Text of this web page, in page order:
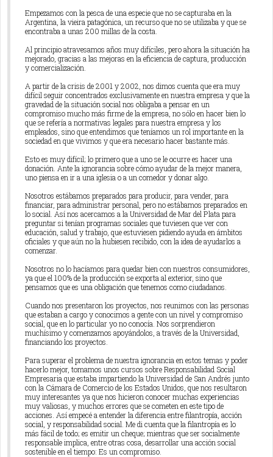
Empezamos con la pesca de una especie que no se capturaba en la
Argentina, la vieira patagónica, un recurso que no se utilizaba y que se
encontraba a unas 200 millas de la costa.
Al principio atravesamos años muy difíciles, pero ahora la situación ha
mejorado, gracias a las mejoras en la eficiencia de captura, producción
y comercialización.
A partir de la crisis de 2001 y 2002, nos dimos cuenta que era muy
difícil seguir concentrados exclusivamente en nuestra empresa y que la
gravedad de la situación social nos obligaba a pensar en un
compromiso mucho más firme de la empresa, no sólo en hacer bien lo
que se refería a normativas legales para nuestra empresa y los
empleados, sino que entendimos que teníamos un rol importante en la
sociedad en que vivimos y que era necesario hacer bastante más.
Esto es muy difícil; lo primero que a uno se le ocurre es hacer una
donación. Ante la ignorancia sobre cómo ayudar de la mejor manera,
uno piensa en ir a una iglesia o a un comedor y donar algo.
Nosotros estábamos preparados para producir, para vender, para
financiar, para administrar personal, pero no estábamos preparados en
lo social. Así nos acercamos a la Universidad de Mar del Plata para
preguntar si tenían programas sociales que tuviesen que ver con
educación, salud y trabajo, que estuviesen pidiendo ayuda en ámbitos
oficiales y que aún no la hubiesen recibido, con la idea de ayudarlos a
comenzar.
Nosotros no lo hacíamos para quedar bien con nuestros consumidores,
ya que el 100% de la producción se exporta al exterior, sino que
pensamos que es una obligación que tenemos como ciudadanos.
Cuando nos presentaron los proyectos, nos reunimos con las personas
que estaban a cargo y conocimos a gente con un nivel y compromiso
social, que en lo particular yo no conocía. Nos sorprendieron
muchísimo y comenzamos apoyándolos, a través de la Universidad,
financiando los proyectos.
Para superar el problema de nuestra ignorancia en estos temas y poder
hacerlo mejor, tomamos unos cursos sobre Responsabilidad Social
Empresaria que estaba impartiendo la Universidad de San Andrés junto
con la Cámara de Comercio de los Estados Unidos, que nos resultaron
muy interesantes ya que nos hicieron conocer muchas experiencias
muy valiosas, y muchos errores que se cometen en este tipo de
acciones. Así empecé a entender la diferencia entre filantropía, acción
social, y responsabilidad social. Me di cuenta que la filantropía es lo
más fácil de todo; es emitir un cheque; mientras que ser socialmente
responsable implica, entre otras cosa, desarrollar una acción social
sostenible en el tiempo: Es un compromiso.